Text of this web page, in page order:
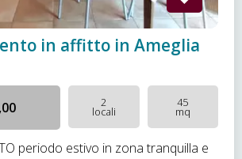
in affitto in Ameglia
2
locali
45
mq
periodo estivo in zona tranquilla e